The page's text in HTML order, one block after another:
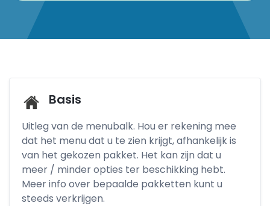
Basis
Uitleg van de menubalk. Hou er rekening mee
dat het menu dat u te zien krijgt, afhankelijk is
van het gekozen pakket. Het kan zijn dat u
meer / minder opties ter beschikking hebt.
Meer info over bepaalde pakketten kunt u
steeds verkrijgen.